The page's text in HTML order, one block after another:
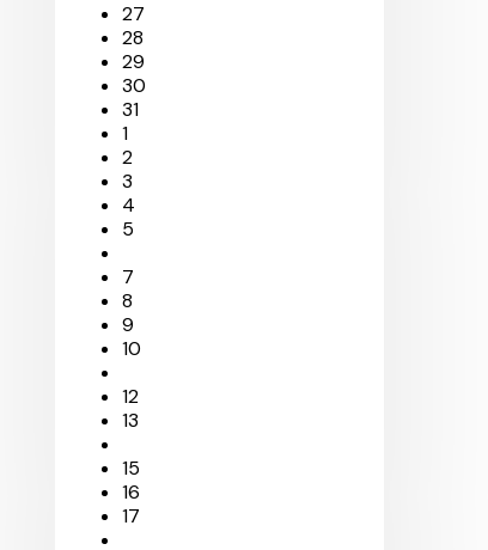
27
28
29
30
31
1
2
3
4
5
7
8
9
10
12
13
15
16
17